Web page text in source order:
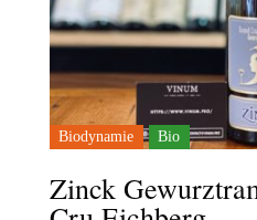
Biodynamie Bio
Zinck